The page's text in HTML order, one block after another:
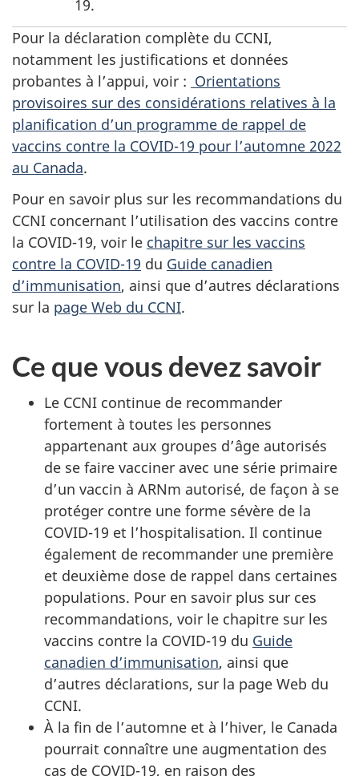
19.
Pour la déclaration complète du CCNI,
notamment les justifications et données
probantes à l’appui, voir : Orientations
provisoires sur des considérations relatives à la
planification d’un programme de rappel de
vaccins contre la COVID-19 pour l’automne 2022
au Canada.
Pour en savoir plus sur les recommandations du
CCNI concernant l’utilisation des vaccins contre
la COVID-19, voir le chapitre sur les vaccins
contre la COVID-19 du Guide canadien
d’immunisation, ainsi que d’autres déclarations
sur la page Web du CCNI.
Ce que vous devez savoir
Le CCNI continue de recommander
fortement à toutes les personnes
appartenant aux groupes d’âge autorisés
de se faire vacciner avec une série primaire
d’un vaccin à ARNm autorisé, de façon à se
protéger contre une forme sévère de la
COVID-19 et l’hospitalisation. Il continue
également de recommander une première
et deuxième dose de rappel dans certaines
populations. Pour en savoir plus sur ces
recommandations, voir le chapitre sur les
vaccins contre la COVID-19 du Guide
canadien d’immunisation, ainsi que
d’autres déclarations, sur la page Web du
CCNI.
À la fin de l’automne et à l’hiver, le Canada
pourrait connaître une augmentation des
cas de COVID-19, en raison des